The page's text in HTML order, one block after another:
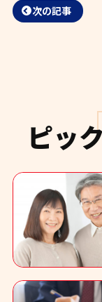
次の記事
ピッ